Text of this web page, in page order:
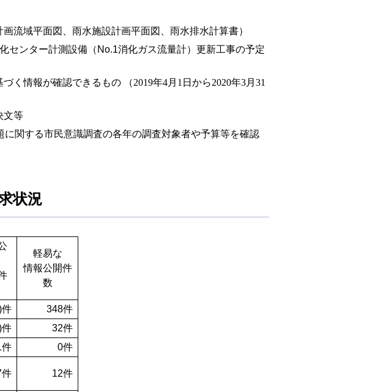
流域平面図、雨水施設計画平面図、雨水排水計算書）
センター計測設備（No.1消化ガス流量計）更新工事の予定
づく情報が確認できるもの （2019年4月1日から2020年3月31
文等
に関する市民意識調査の各年の調査対象者や予算等を確認
状況
軽易な
情報公開件
数
件
348件
件
32件
件
0件
件 12件